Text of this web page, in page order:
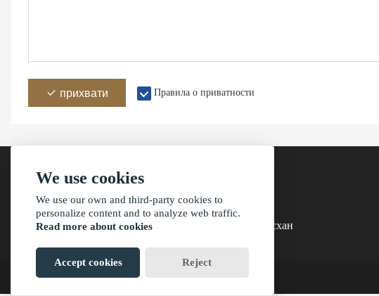
прихвати Правила о приватности
Адреса
Зграда 4, село Баисхихуан, град Санкианг, Зхонгсхан
?2021 ваимаониу.нет
We use cookies
We use our own and third-party cookies to
personalize content and to analyze web traffic.
Read more about cookies
Accept cookies Reject